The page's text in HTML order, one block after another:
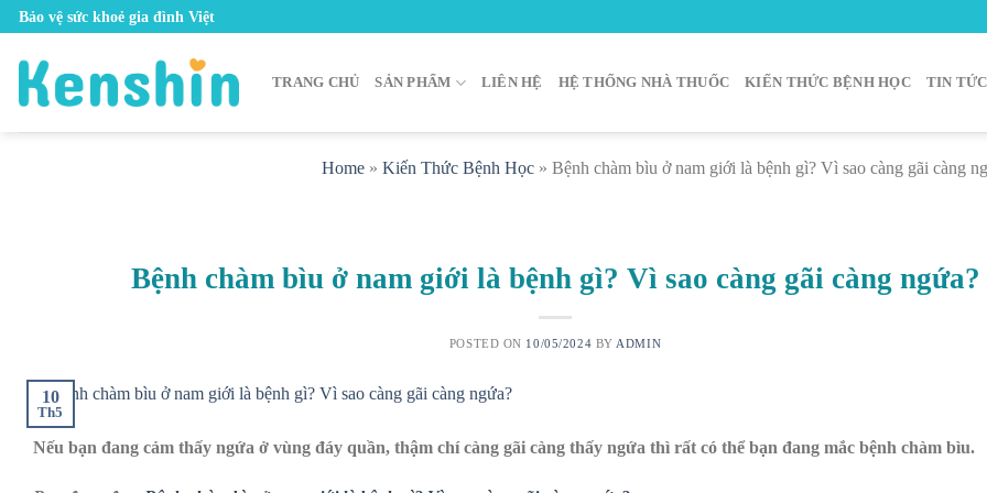
Skip
content
Bảo vệ sức khoẻ gia đình Việt
TRANG CHỦ SẢN PHẨM LIÊN HỆ HỆ THỐNG NHÀ THUỐC KIẾN THỨC BỆNH HỌC TIN TỨC
Home » Kiến Thức Bệnh Học » Bệnh chàm bìu ở nam giới là bệnh gì? Vì sao càng gãi càng
Bệnh chàm bìu ở nam giới là bệnh gì? Vì sao càng gãi càng ngứa?
POSTED ON 10/05/2024 BY ADMIN
10
Th5
Nếu bạn đang cảm thấy ngứa ở vùng đáy quần, thậm chí càng gãi càng thấy ngứa thì rất có thể bạn đang mắc bệnh chàm bìu.